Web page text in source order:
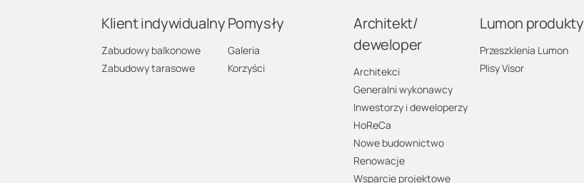
Klient indywidualny
Zabudowy balkonowe
Zabudowy tarasowe
Pomysły
Galeria
Korzyści
Architekt/
deweloper
Architekci
Generalni wykonawcy
Inwestorzy i deweloperzy
HoReCa
Nowe budownictwo
Renowacje
Wsparcie projektowe
Lumon produkty
Przeszklenia Lumon
Plisy Visor